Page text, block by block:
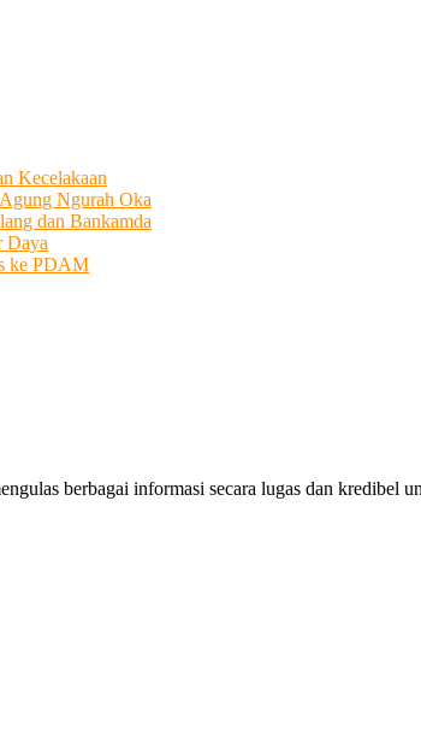
Kecelakaan
Ngurah Oka
dan Bankamda
Daya
ke PDAM
berbagai informasi secara lugas dan kredibel